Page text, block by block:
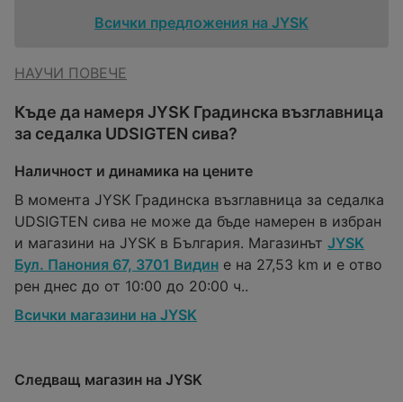
Всички предложения на JYSK
НАУЧИ ПОВЕЧЕ
Къде да намеря JYSK Градинска възглавница
за седалка UDSIGTEN сива?
Наличност и динамика на цените
В момента JYSK Градинска възглавница за седалка
UDSIGTEN сива не може да бъде намерен в избран
и магазини на JYSK в България. Магазинът JYSK
Бул. Панония 67, 3701 Видин е на 27,53 km и е отво
рен днес до от 10:00 до 20:00 ч..
Всички магазини на JYSK
Следващ магазин на JYSK